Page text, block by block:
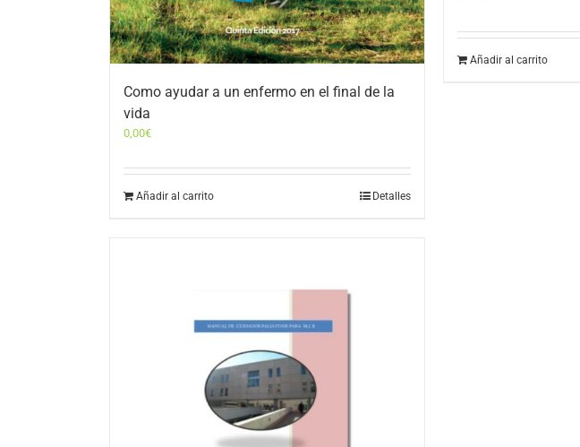
Como ayudar a un enfermo en el final de la
vida
0,00€
Añadir al carrito Detalles
Añadir al carrito